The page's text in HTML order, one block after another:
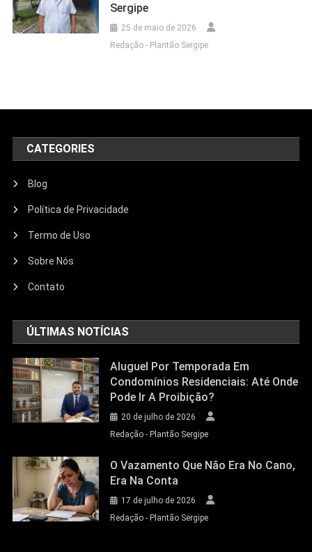
Sergipe
25 de maio de 2026
Redação - Plantão Sergipe
CATEGORIES
Blog
Política de Privacidade
Termo de Uso
Sobre Nós
Contato
ÚLTIMAS NOTÍCIAS
Aluguel Por Temporada Em
Condomínios Residenciais: Até Onde
Pode Ir A Proibição?
20 de julho de 2026
Redação - Plantão Sergipe
O Vazamento Que Não Era No Cano,
Era Na Conta
17 de julho de 2026
Redação - Plantão Sergipe